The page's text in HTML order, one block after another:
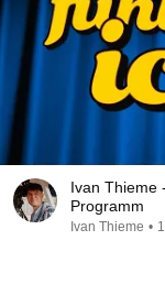
Ivan Thieme
Programm
Ivan Thieme •